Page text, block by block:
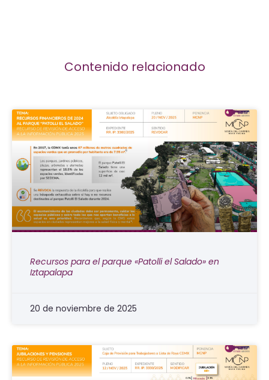
Contenido relacionado
Recursos para el parque «Patolli el Salado» en
Iztapalapa
20 de noviembre de 2025